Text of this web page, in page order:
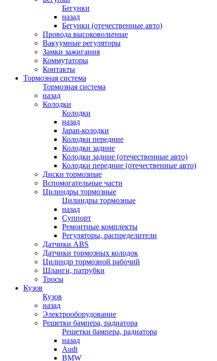
Бегунки
назад
Бегунки (отечественные авто)
Провода высоковольтные
Вакуумные регуляторы
Замки зажигания
Коммутаторы
Контакты
Тормозная система
Тормозная система
назад
Колодки
Колодки
назад
Japan-колодки
Колодки передние
Колодки задние
Колодки задние (отечественные авто)
Колодки передние (отечественные авто)
Диски тормозные
Вспомогательные части
Цилиндры тормозные
Цилиндры тормозные
назад
Суппорт
Ремонтные комплекты
Регуляторы, распределители
Датчики ABS
Датчики тормозных колодок
Цилиндр тормозной рабочий
Шланги, патрубки
Тросы
Кузов
Кузов
назад
Электрооборудование
Решетки бампера, радиатора
Решетки бампера, радиатора
назад
Audi
BMW